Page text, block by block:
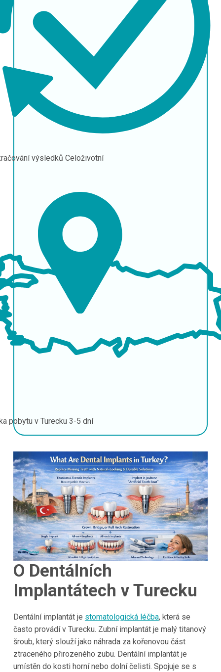
výsledků Celoživotní
pobytu v Turecku 3-5 dní
O Dentálních
Implantátech v Turecku
Dentální implantát je stomatologická léčba, která se
často provádí v Turecku. Zubní implantát je malý titanový
šroub, který slouží jako náhrada za kořenovou část
ztraceného přirozeného zubu. Dentální implantát je
umístěn do kosti horní nebo dolní čelisti. Spojuje se s